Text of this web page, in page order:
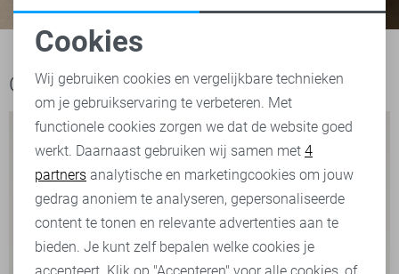
Ook het bekijken waard
Noodzakelijke cookies
Personalisatie cookies
Analytische cookies
Marketing cookies
Cookies
Wij gebruiken cookies en vergelijkbare technieken
om je gebruikservaring te verbeteren. Met
functionele cookies zorgen we dat de website goed
werkt. Daarnaast gebruiken wij samen met 4
partners analytische en marketingcookies om jouw
gedrag anoniem te analyseren, gepersonaliseerde
content te tonen en relevante advertenties aan te
bieden. Je kunt zelf bepalen welke cookies je
accepteert. Klik op "Accepteren" voor alle cookies, of